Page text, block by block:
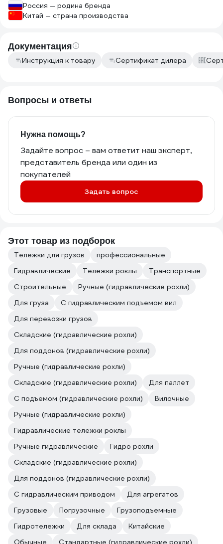
Россия — родина бренда
Китай — страна производства
Документация
Инструкция к товару Сертификат дилера
Вопросы и ответы
Нужна помощь?
Задайте вопрос – вам ответит наш эксперт,
представитель бренда или один из
покупателей
Задать вопрос
Этот товар из подборок
Тележки для грузов
профессиональные
Гидравлические
Тележки роклы
Транспортные
Строительные
Ручные (гидравлические рохли)
Для груза
С гидравлическим подъемом вил
Для перевозки грузов
Складские (гидравлические рохли)
Для поддонов (гидравлические рохли)
Ручные (гидравлические рохли)
Складские (гидравлические рохли)
Для паллет
С подъемом (гидравлические рохли)
Вилочные
Ручные (гидравлические рохли)
Гидравлические тележки роклы
Ручные гидравлические
Гидро рохли
Складские (гидравлические рохли)
Для поддонов (гидравлические рохли)
С гидравлическим приводом
Для агрегатов
Грузовые
Погрузочные
Грузоподъемные
Гидротележки
Для склада
Китайские
Обычные
Стандартные (гидравлические рохли)